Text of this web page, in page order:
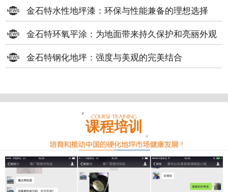
金石特水性地坪漆：环保与性能兼备的理想选择
金石特环氧平涂：为地面带来持久保护和亮丽外观
金石特钢化地坪：强度与美观的完美结合
课程培训